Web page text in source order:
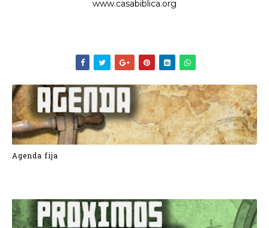
www.casabiblica.org
Agenda fija